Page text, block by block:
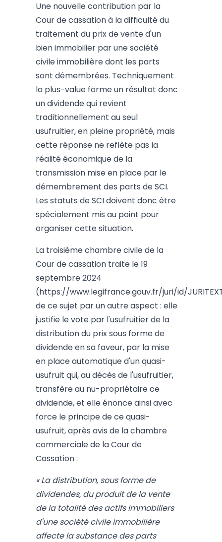
Une nouvelle contribution par la
Cour de cassation à la difficulté du
traitement du prix de vente d'un
bien immobilier par une société
civile immobilière dont les parts
sont démembrées. Techniquement
la plus-value forme un résultat donc
un dividende qui revient
traditionnellement au seul
usufruitier, en pleine propriété, mais
cette réponse ne reflète pas la
réalité économique de la
transmission mise en place par le
démembrement des parts de SCI.
Les statuts de SCI doivent donc être
spécialement mis au point pour
organiser cette situation.
La troisième chambre civile de la
Cour de cassation traite le 19
septembre 2024
(https://www.legifrance.gouv.fr/juri/id/
de ce sujet par un autre aspect : elle
justifie le vote par l'usufruitier de la
distribution du prix sous forme de
dividende en sa faveur, par la mise
en place automatique d'un quasi-
usufruit qui, au décès de l'usufruitier,
transfère au nu-propriétaire ce
dividende, et elle énonce ainsi avec
force le principe de ce quasi-
usufruit, après avis de la chambre
commerciale de la Cour de
Cassation :
« La distribution, sous forme de
dividendes, du produit de la vente
de la totalité des actifs immobiliers
d'une société civile immobilière
affecte la substance des parts